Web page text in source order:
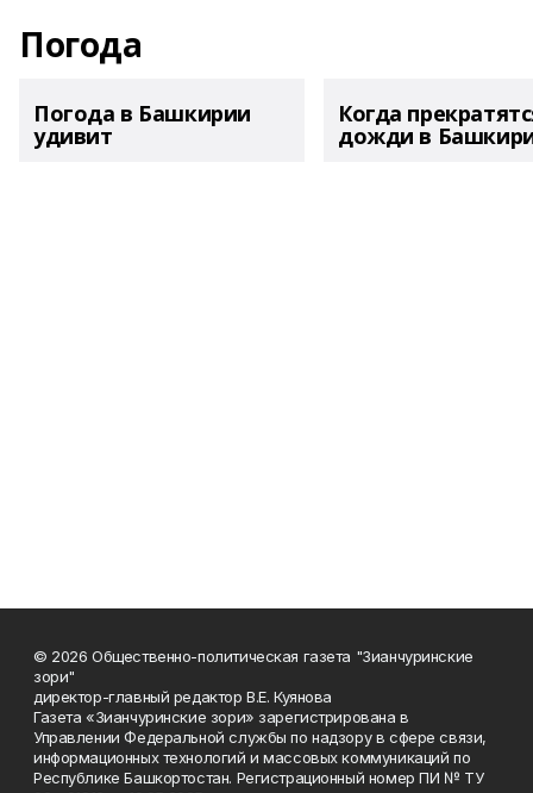
Погода
Погода в Башкирии
удивит
Когда
дожди в
© 2026 Общественно-политическая газета "Зианчуринские
зори"
директор-главный редактор В.Е. Куянова
Газета «Зианчуринские зори» зарегистрирована в
Управлении Федеральной службы по надзору в сфере связи,
информационных технологий и массовых коммуникаций по
Республике Башкортостан. Регистрационный номер ПИ № ТУ